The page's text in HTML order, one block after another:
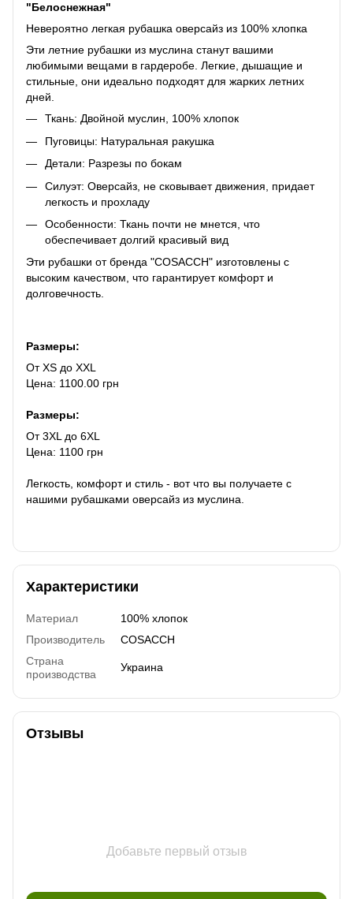
"Белоснежная"
Невероятно легкая рубашка оверсайз из 100% хлопка
Эти летние рубашки из муслина станут вашими
любимыми вещами в гардеробе. Легкие, дышащие и
стильные, они идеально подходят для жарких летних
дней.
Ткань: Двойной муслин, 100% хлопок
Пуговицы: Натуральная ракушка
Детали: Разрезы по бокам
Силуэт: Оверсайз, не сковывает движения, придает
легкость и прохладу
Особенности: Ткань почти не мнется, что
обеспечивает долгий красивый вид
Эти рубашки от бренда "COSACCH" изготовлены с
высоким качеством, что гарантирует комфорт и
долговечность.
Размеры:
От XS до XXL
Цена: 1100.00 грн
Размеры:
От 3XL до 6XL
Цена: 1100 грн
Легкость, комфорт и стиль - вот что вы получаете с
нашими рубашками оверсайз из муслина.
Характеристики
Материал
100% хлопок
Производитель
COSACCH
Страна
производства
Украина
Отзывы
Добавьте первый отзыв